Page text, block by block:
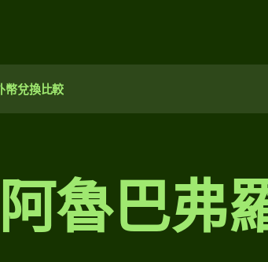
幣兌換比較
魯巴弗